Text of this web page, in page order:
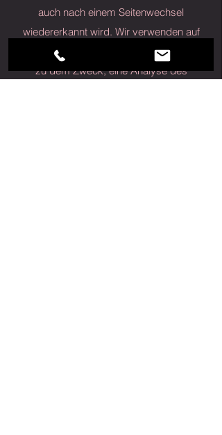
auch nach einem Seitenwechsel
wiedererkannt wird. Wir verwenden auf
unserer Website darüber hinaus Cookies
zu dem Zweck, eine Analyse des